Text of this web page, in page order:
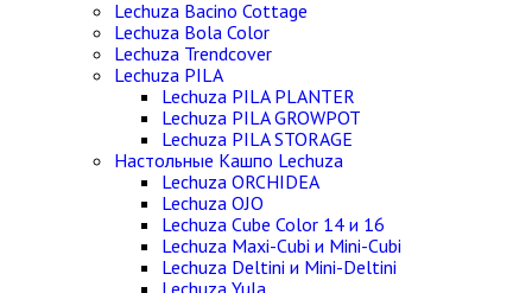
Lechuza Bacino Cottage
Lechuza Bola Color
Lechuza Trendcover
Lechuza PILA
Lechuza PILA PLANTER
Lechuza PILA GROWPOT
Lechuza PILA STORAGE
Настольные Кашпо Lechuza
Lechuza ORCHIDEA
Lechuza OJO
Lechuza Cube Color 14 и 16
Lechuza Maxi-Cubi и Mini-Cubi
Lechuza Deltini и Mini-Deltini
Lechuza Yula